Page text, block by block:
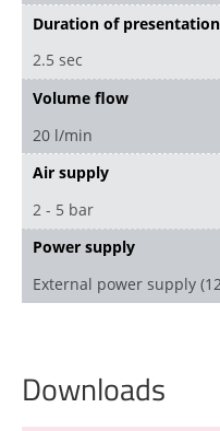
Duration of presentation
2.5 sec
Volume flow
20 l/min
Air supply
2 - 5 bar
Power supply
External power supply
Downloads